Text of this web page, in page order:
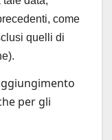
come
quelli di
per gli